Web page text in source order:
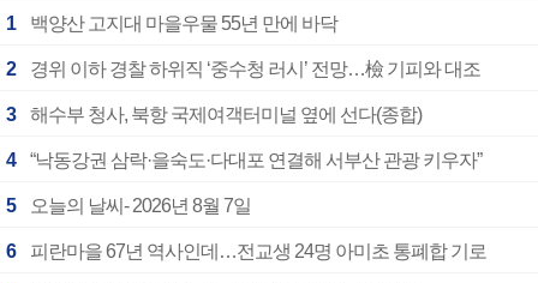
1 백양산 고지대 마을우물 55년 만에 바닥
2 경위 이하 경찰 하위직 ‘중수청 러시’ 전망…檢 기피와 대조
3 해수부 청사, 북항 국제여객터미널 옆에 선다(종합)
4 “낙동강권 삼락·을숙도·다대포 연결해 서부산 관광 키우자”
5 오늘의 날씨- 2026년 8월 7일
6 피란마을 67년 역사인데…전교생 24명 아미초 통폐합 기로